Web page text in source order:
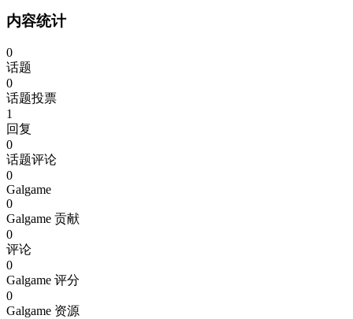
内容统计
0
话题
0
话题投票
1
回复
0
话题评论
0
Galgame
0
Galgame 贡献
0
评论
0
Galgame 评分
0
Galgame 资源